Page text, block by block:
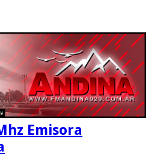
Emisora